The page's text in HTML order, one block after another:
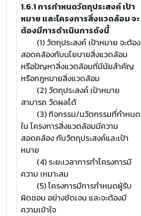
1.6.1 การกำหนดวัตถุประสงค์ เป้า
หมาย และโครงการสิ่งแวดล้อม จะ
ต้องมีการดำเนินการดังนี้
(1) วัตถุประสงค์ เป้าหมาย จะต้อง
สอดคล้องกับนโยบายสิ่งแวดล้อม
หรือปัญหาสิ่งแวดล้อมที่มีนัยสำคัญ
หรือกฎหมายสิ่งแวดล้อม
(2) วัตถุประสงค์ เป้าหมาย
สามารถ วัดผลได้
(3) กิจกรรม/นวัตกรรมที่กำหนด
ใน โครงการสิ่งแวดล้อมมีความ
สอดคล้อง กับวัตถุประสงค์และเป้า
หมาย
(4) ระยะเวลาการทำโครงการมี
ความ เหมาะสม
(5) โครงการมีการกำหนดผู้รับ
ผิดชอบ อย่างชัดเจน และจะต้องมี
ความเข้าใจ